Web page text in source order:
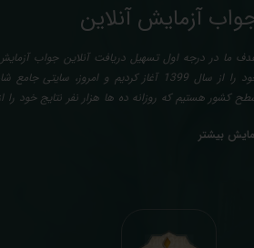
آزمایش آنلاین
ما در درجه اول تسهیل دریافت آنلاین جواب
خود را از سال 1399 آغاز کردیم و امروز،
کشور هستیم که روزانه ده ها هزار نفر نتایج خود
با تایید و مهر پزشک متخصص) میباشد. رسالت
بیمه ها، افزایش تمایل افراد به انجام آزمایش (با دریافت
و شخصی سازی شده) میگردد. تا درنهایت به جامعه
بیشتر